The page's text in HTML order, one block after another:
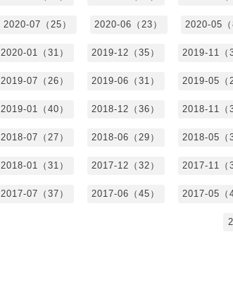
2020-07（25） 2020-06（23） 2020-05（
2020-01（31） 2019-12（35） 2019-11（
2019-07（26） 2019-06（31） 2019-05（
2019-01（40） 2018-12（36） 2018-11（
2018-07（27） 2018-06（29） 2018-05（
2018-01（31） 2017-12（32） 2017-11（
2017-07（37） 2017-06（45） 2017-05（